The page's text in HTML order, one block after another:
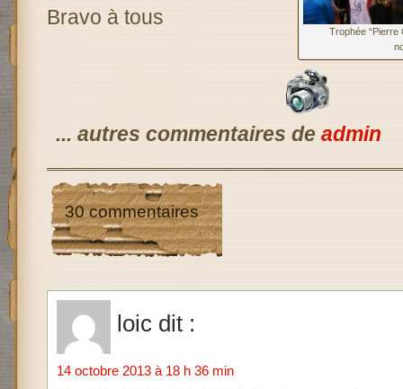
Trophée “Pierre
Bravo à tous
... autres commentaires de admin
30 commentaires
loic dit :
14 octobre 2013 à 18 h 36 min